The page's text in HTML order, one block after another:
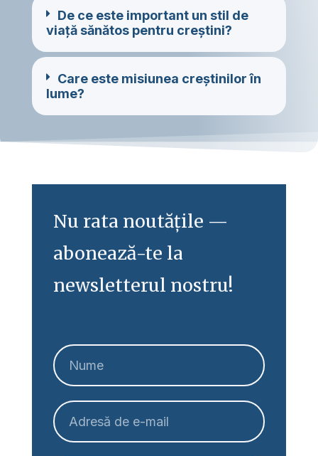
De ce este important un stil de
viață sănătos pentru creștini?
Care este misiunea creștinilor în
lume?
Nu rata noutățile —
abonează-te la
newsletterul nostru!